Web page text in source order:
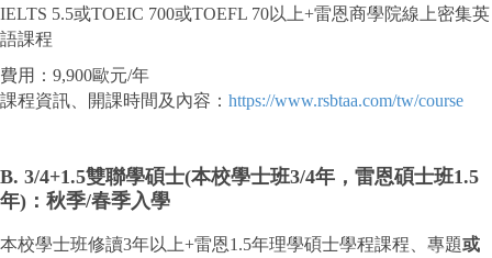
IELTS 5.5或TOEIC 700或TOEFL 70以上+雷恩商學院線上密集英
語課程
費用：9,900歐元/年
課程資訊、開課時間及內容： https://www.rsbtaa.com/tw/course
B. 3/4+1.5雙聯學碩士(本校學士班3/4年，雷恩碩士班1.5
年)：秋季/春季入學
本校學士班修讀3年以上+雷恩1.5年理學碩士學程課程、專題或